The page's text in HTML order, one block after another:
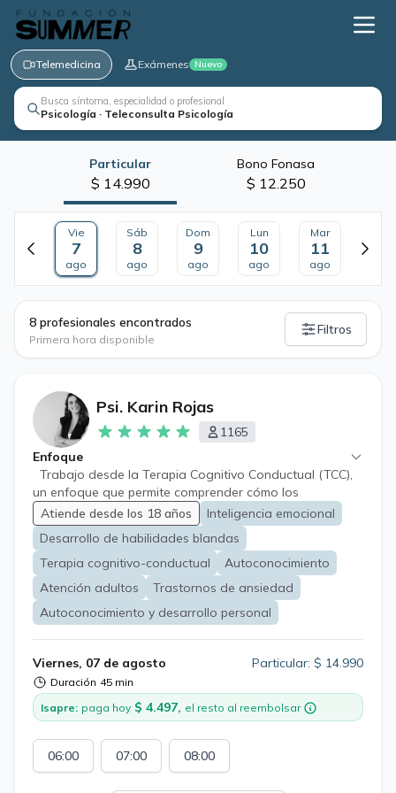
Telemedicina Exámenes Nuevo
Busca síntoma, especialidad o profesional
Psicología · Teleconsulta Psicología
Particular
$ 14.990
Bono Fonasa
$ 12.250
Vie
7
ago
Sáb
8
ago
Dom
9
ago
Lun
10
ago
Mar
11
ago
8 profesionales encontrados
Primera hora disponible
Filtros
Psi. Karin Rojas
1165
Enfoque
Trabajo desde la Terapia Cognitivo Conductual (TCC),
un enfoque que permite comprender cómo los
pensamientos, emociones y conductas influyen tanto en
el bienestar personal como en la dinámica de la relación
de pareja. En terapia individual, el proceso es reflexivo y
personalizado, orientado a aliviar el malestar emocional,
fortalecer recursos internos y desarrollar herramientas
prácticas para enfrentar los desafíos cotidianos con
mayor claridad y confianza. En terapia de pareja, el
distanciamiento o cuando la relación se encuentra en un
punto decisivo. Es frecuente que uno de los dos impulse
la idea de asistir a terapia, y ese punto de partida
también es válido. El espacio terapéutico está pensado
para que ambos puedan sentirse escuchados,
comprendidos y respetados. El proceso se enfoca en
mejorar la comunicación, identificar patrones que
Atiende desde los 18 años
Inteligencia emocional
Desarrollo de habilidades blandas
Terapia cognitivo-conductual
Autoconocimiento
Atención adultos
Trastornos de ansiedad
Autoconocimiento y desarrollo personal
Viernes, 07 de agosto
Duración 45 min
Particular: $ 14.990
Isapre: paga hoy $ 4.497, el resto al reembolsar
06:00 07:00 08:00